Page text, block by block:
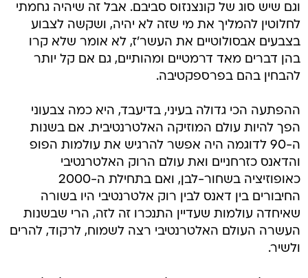
וגם שיש סוג של קונצנזוס סביבם. אבל זה שיהיה גחמתי
לחלוטין להמליך את מי שזה לא יהיה, ושקשה לצבוע
בצבעים אבסולוטיים את העשר'ז, לא אומר שלא קרו
בהן דברים מאד דרמטיים ומהותיים, גם אם קל יותר
להבחין בהם בפרספקטיבה.
ההפתעה הכי גדולה בעיני, בדיעבד, היא כמה צבעוני
הפך להיות עולם המוזיקה האלטרנטיבית. אם בשנות
ה-90 לדוגמה היה אפשר להרגיש את עולמות הפופ
והדאנס כזרחניים ואת עולם הרוק האלטרנטיבי
כאופוזיציה בשחור-לבן, ואם בתחילת ה-2000
החיבורים בין דאנס לבין רוק אלטרנטיבי היו בשורה
שאיחדה עולמות שעדיין התנכרו זה לזה, הרי שבשנות
העשרה העולם האלטרנטיבי רצה לשמוח, לרקוד, להרים
ולשיר.